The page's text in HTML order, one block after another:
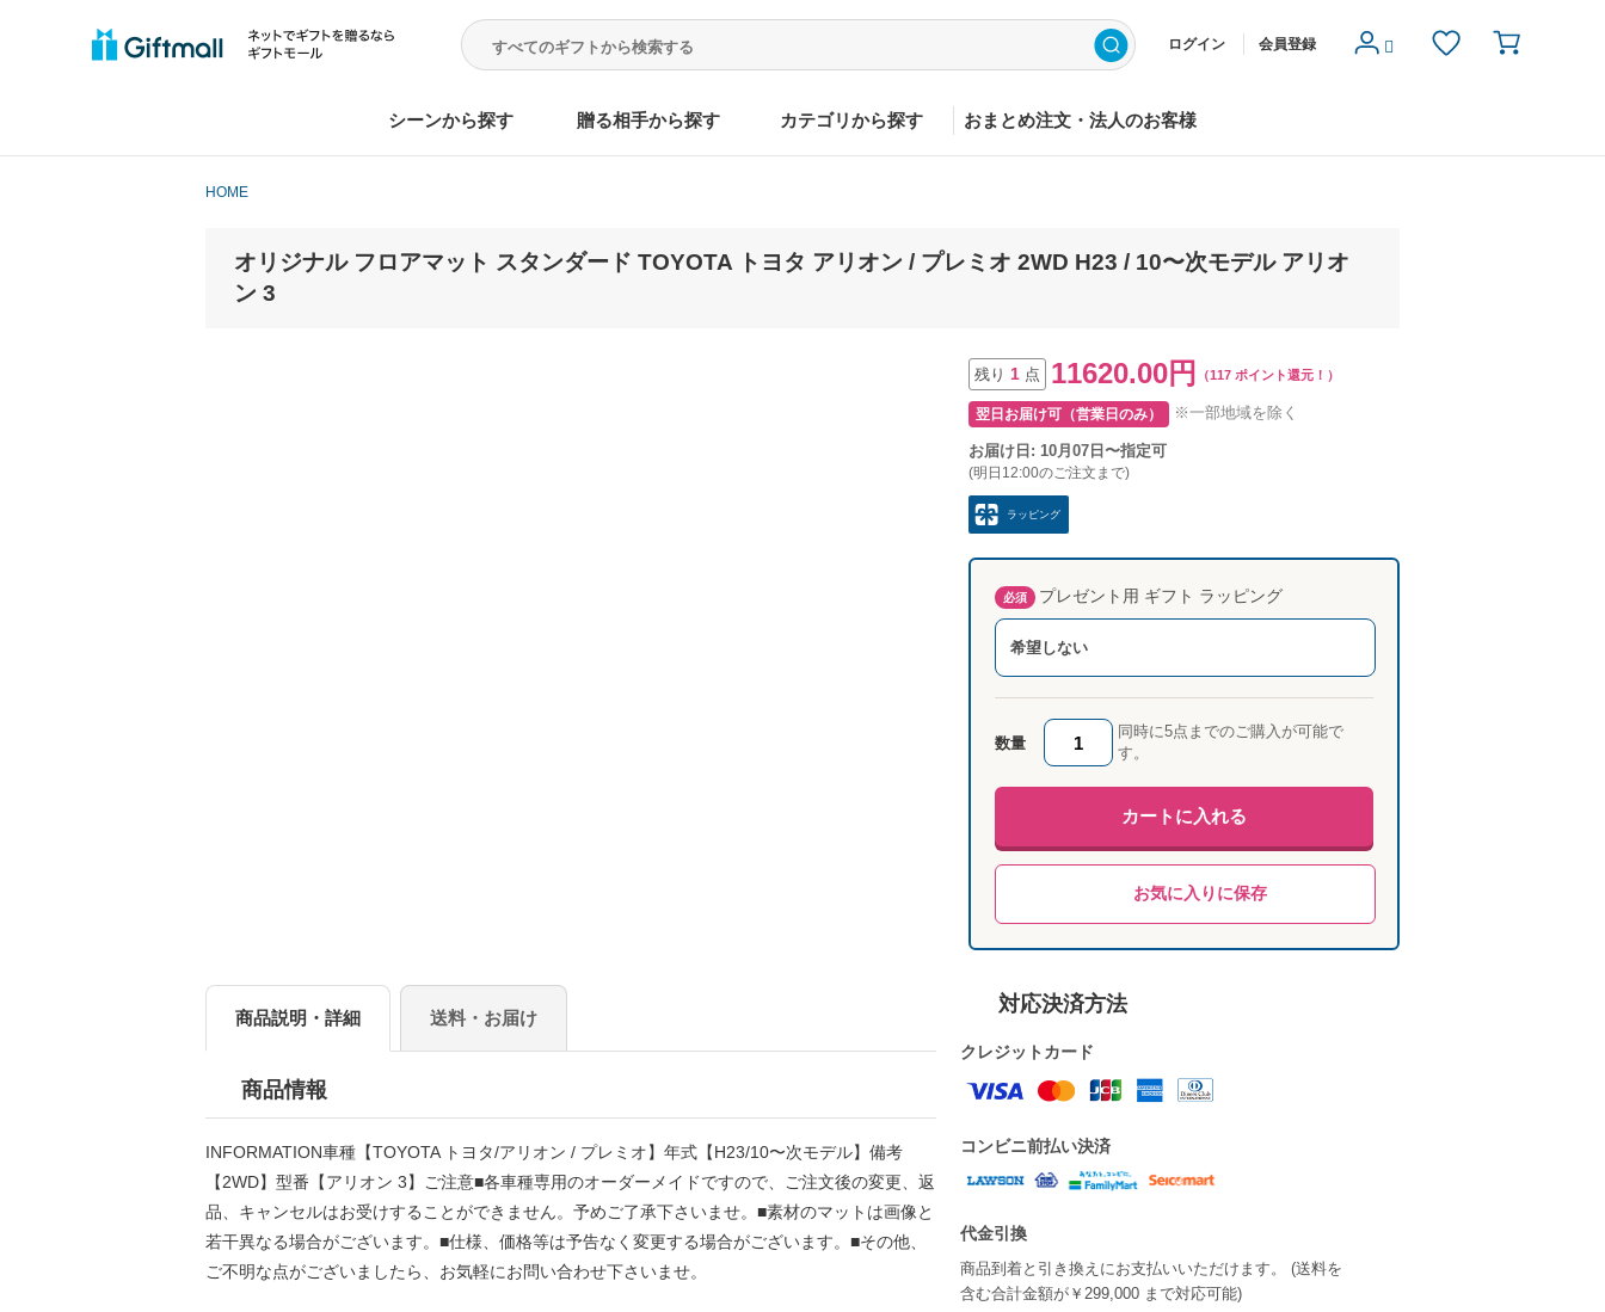
ログイン 会員登録
シーンから探す 贈る相手から探す カテゴリから探す おまとめ注文・法人のお客様
HOME
オリジナル フロアマット スタンダード TOYOTA トヨタ アリオン / プレミオ 2WD H23 / 10〜次モデル アリオ
ン 3
商品説明・詳細 送料・お届け
商品情報
INFORMATION車種【TOYOTA トヨタ/アリオン / プレミオ】年式【H23/10〜次モデル】備考
【2WD】型番【アリオン 3】ご注意■各車種専用のオーダーメイドですので、ご注文後の変更、返
品、キャンセルはお受けすることができません。予めご了承下さいませ。■素材のマットは画像と
若干異なる場合がございます。■仕様、価格等は予告なく変更する場合がございます。■その他、
ご不明な点がございましたら、お気軽にお問い合わせ下さいませ。
残り 1 点 11620.00円 （117 ポイント還元！）
翌日お届け可（営業日のみ） ※一部地域を除く
お届け日: 10月07日〜指定可
(明日12:00のご注文まで)
ラッピング
必須 プレゼント用 ギフト ラッピング
希望しない
数量
同時に5点までのご購入が可能で
す。
カートに入れる
お気に入りに保存
対応決済方法
クレジットカード
コンビニ前払い決済
代金引換
商品到着と引き換えにお支払いいただけます。 (送料を
含む合計金額が￥299,000 まで対応可能)